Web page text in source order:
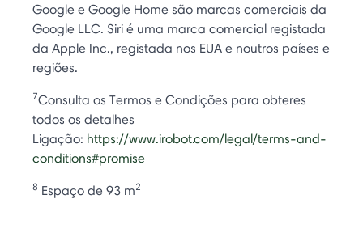
Google e Google Home são marcas comerciais da
Google LLC. Siri é uma marca comercial registada
da Apple Inc., registada nos EUA e noutros países e
regiões.
7Consulta os Termos e Condições para obteres
todos os detalhes
Ligação: https://www.irobot.com/legal/terms-and-
conditions#promise
8 Espaço de 93 m2